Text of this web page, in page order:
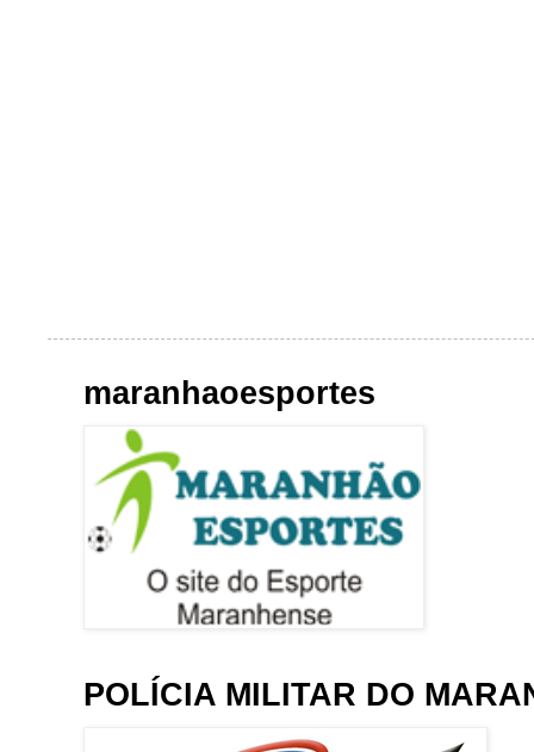
maranhaoesportes
POLÍCIA MILITAR DO